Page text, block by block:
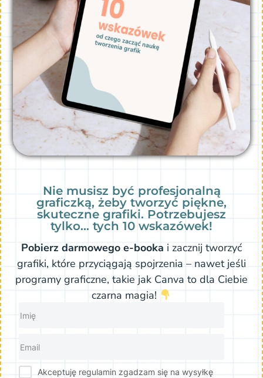
Nie musisz być profesjonalną
graficzką, żeby tworzyć piękne,
skuteczne grafiki. Potrzebujesz
tylko… tych 10 wskazówek!
Pobierz darmowego e-booka i zacznij tworzyć
grafiki, które przyciągają spojrzenia – nawet jeśli
programy graficzne, takie jak Canva to dla Ciebie
czarna magia!
Akceptuję regulamin zgadzam się na wysyłkę